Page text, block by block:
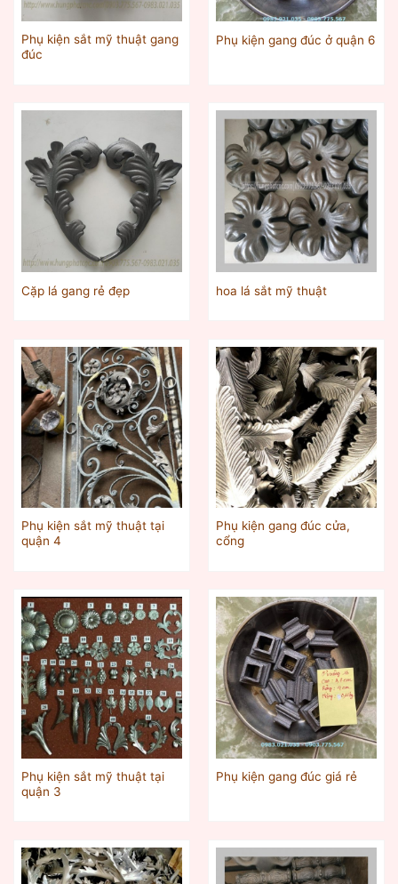
Phụ kiện sắt mỹ thuật gang
đúc
Phụ kiện gang đúc ở quận 6
Cặp lá gang rẻ đẹp hoa lá sắt mỹ thuật
Phụ kiện sắt mỹ thuật tại
quận 4
Phụ kiện gang đúc cửa,
cổng
Phụ kiện sắt mỹ thuật tại
quận 3
Phụ kiện gang đúc giá rẻ